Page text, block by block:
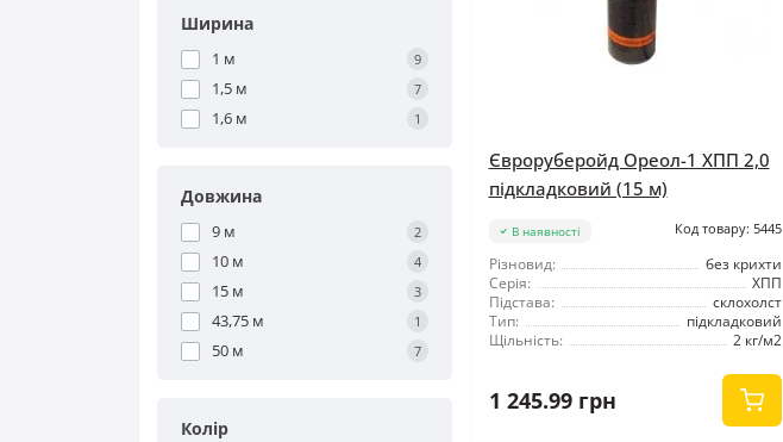
Ширина
1 м 9
1,5 м 7
1,6 м 1
Довжина
9 м 2
10 м 4
15 м 3
43,75 м 1
50 м 7
Колір
Євроруберойд Ореол-1 ХПП 2,0
підкладковий (15 м)
В наявності Код товару: 5445
Різновид:
без крихти
Серія:
ХПП
Підстава:
склохолст
Тип:
підкладковий
Щільність:
2 кг/м2
1 245.99 грн